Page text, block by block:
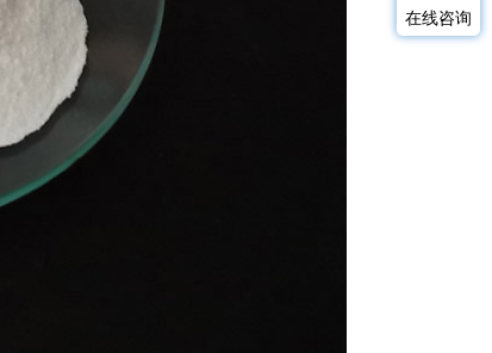
在线咨询